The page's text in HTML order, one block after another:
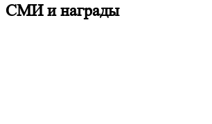
СМИ и награды